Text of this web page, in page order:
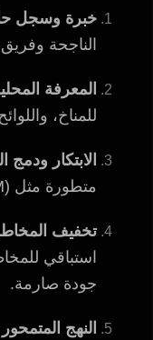
خبرة وسجل
الناجحة
المعرفة
للمناخ،
الابتكار ودمج
متطورة مثل (BIM) ومنهجيات تصميم مبتكرة.
تخفيف
استباقي
جودة صارمة.
النهج